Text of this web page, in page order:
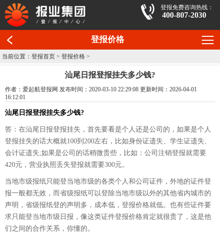
登报免费咨询热线：
400-807-2030
登报价格
当前位置：登报首页 >登报价格 >
汕尾日报登报挂失多少钱?
作者：爱起航登报网 发布时间：2020-03-10 22:29:08 更新时间：2026-04-01
16:12:01
汕尾日报登报挂失多少钱?
答：在汕尾日报登报挂失，首先要看是个人还是公司的，如果是个人
登报挂失的话大概就100到200左右，比如身份证遗失、学生证遗失、
会计证遗失;如果是公司的话稍微贵些，比如：公司注销登报就需要
420元，营业执照丢失登报就需要300元。
当地市级报纸只能登当地市级的各类个人和公司证件，外地的证件登
报一般都无效，而省级报纸可以登除当地市级以外的其他省内城市的
声明，省级报纸登的声明多，成本低，登报价格就低。也有些证件要
求只能登当地市级日报，像这类证件登报价格肯定就很贵了，这是他
们之间的合作关系，你懂的。